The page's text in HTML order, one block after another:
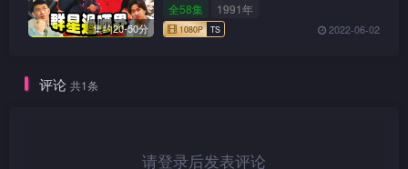
集约20-50分
全58集 1991年
2022-06-02
评论 共1条
请登录后发表评论